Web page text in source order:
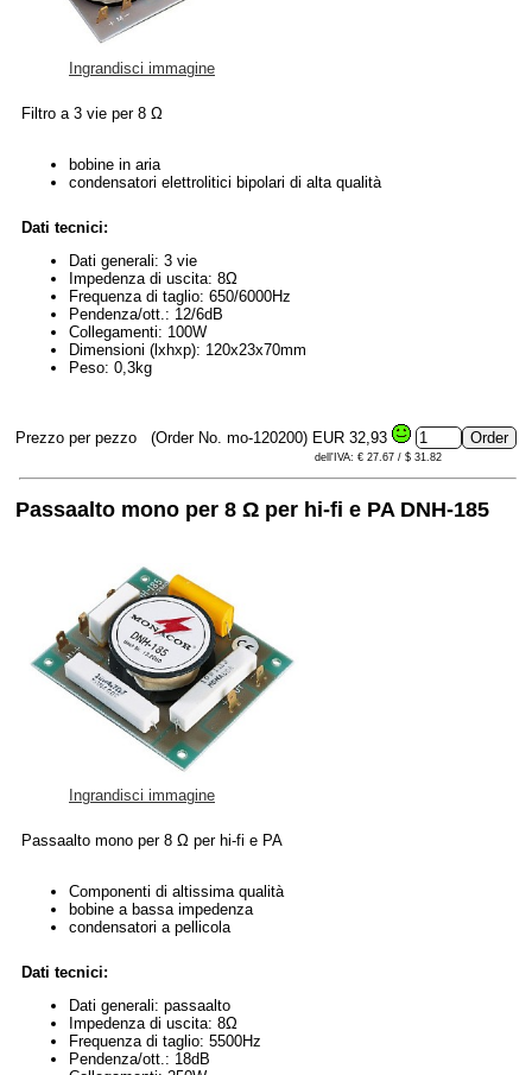
Ingrandisci immagine
Filtro a 3 vie per 8 Ω
bobine in aria
condensatori elettrolitici bipolari di alta qualità
Dati tecnici:
Dati generali: 3 vie
Impedenza di uscita: 8Ω
Frequenza di taglio: 650/6000Hz
Pendenza/ott.: 12/6dB
Collegamenti: 100W
Dimensioni (lxhxp): 120x23x70mm
Peso: 0,3kg
Prezzo per pezzo (Order No. mo-120200) EUR 32,93
dell'IVA: € 27.67 / $ 31.82
Passaalto mono per 8 Ω per hi-fi e PA DNH-185
Ingrandisci immagine
Passaalto mono per 8 Ω per hi-fi e PA
Componenti di altissima qualità
bobine a bassa impedenza
condensatori a pellicola
Dati tecnici:
Dati generali: passaalto
Impedenza di uscita: 8Ω
Frequenza di taglio: 5500Hz
Pendenza/ott.: 18dB